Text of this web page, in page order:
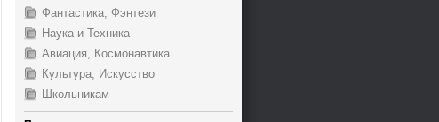
Фантастика, Фэнтези
Наука и Техника
Авиация, Космонавтика
Культура, Искусство
Школьникам